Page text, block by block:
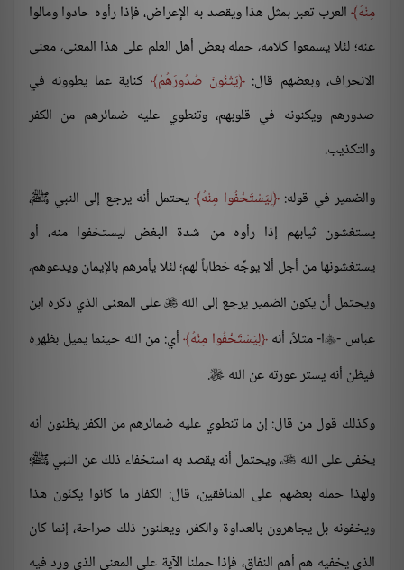
مِنْهُ العرب تعبر بمثل هذا ويقصد به الإعراض، فإذا رأوه حادوا ومالوا
عنه؛ لئلا يسمعوا كلامه، حمله بعض أهل العلم على هذا المعنى، معنى
الانحراف، وبعضهم قال: يَثْنُونَ صُدُورَهُمْ
كناية عما يطوونه في
صدورهم ويكنونه في قلوبهم، وتنطوي عليه ضمائرهم من الكفر
والتكذيب.
والضمير في قوله: لِيَسْتَخْفُوا مِنْهُ يحتمل أنه يرجع إلى النبي ﷺ،
يستغشون ثيابهم إذا رأوه من شدة البغض ليستخفوا منه، أو
يستغشونها من أجل ألا يوجِّه خطاباً لهم؛ لئلا يأمرهم بالإيمان ويدعوهم،
ويحتمل أن يكون الضمير يرجع إلى الله على المعنى الذي ذكره ابن
عباس -ا- مثلاً، أنه لِيَسْتَخْفُوا مِنْهُ أي: من الله حينما يميل بظهره
فيظن أنه يستر عورته عن الله 
.
وكذلك قول من قال: إن ما تنطوي عليه ضمائرهم من الكفر يظنون أنه
يخفى على الله ، ويحتمل أنه يقصد به استخفاء ذلك عن النبي ﷺ؛
ولهذا حمله بعضهم على المنافقين، قال: الكفار ما كانوا يكنّون هذا
ويخفونه بل يجاهرون بالعداوة والكفر، ويعلنون ذلك صراحة، إنما كان
الذي يخفيه هم أهم النفاق، فإذا حملنا الآية على المعنى الذي ورد فيه